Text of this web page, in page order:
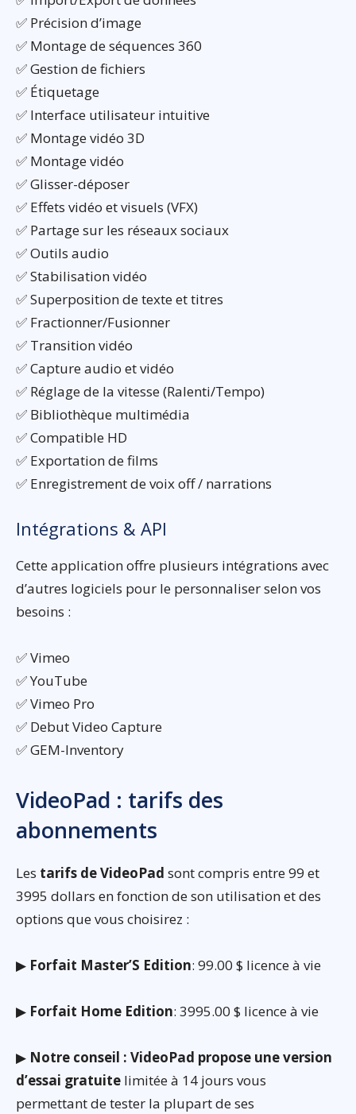
✅ Précision d’image
✅ Montage de séquences 360
✅ Gestion de fichiers
✅ Étiquetage
✅ Interface utilisateur intuitive
✅ Montage vidéo 3D
✅ Montage vidéo
✅ Glisser-déposer
✅ Effets vidéo et visuels (VFX)
✅ Partage sur les réseaux sociaux
✅ Outils audio
✅ Stabilisation vidéo
✅ Superposition de texte et titres
✅ Fractionner/Fusionner
✅ Transition vidéo
✅ Capture audio et vidéo
✅ Réglage de la vitesse (Ralenti/Tempo)
✅ Bibliothèque multimédia
✅ Compatible HD
✅ Exportation de films
✅ Enregistrement de voix off / narrations
Intégrations & API
Cette application offre plusieurs intégrations avec
d’autres logiciels pour le personnaliser selon vos
besoins :
✅ Vimeo
✅ YouTube
✅ Vimeo Pro
✅ Debut Video Capture
✅ GEM-Inventory
VideoPad : tarifs des
abonnements
Les tarifs de VideoPad sont compris entre 99 et
3995 dollars en fonction de son utilisation et des
options que vous choisirez :
▶ Forfait Master’S Edition: 99.00 $ licence à vie
▶ Forfait Home Edition: 3995.00 $ licence à vie
▶ Notre conseil : VideoPad propose une version
d’essai gratuite limitée à 14 jours vous
permettant de tester la plupart de ses